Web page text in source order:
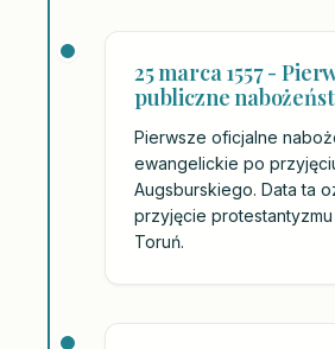
25 marca 1557 -
publiczne
Pierwsze oficjalne
ewangelickie po
Augsburskiego. Data ta
przyjęcie
Toruń.